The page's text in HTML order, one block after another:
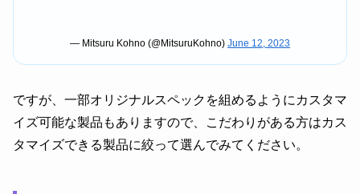
— Mitsuru Kohno (@MitsuruKohno) June 12, 2023
ですが、一部オリジナルスペックを組めるようにカスタマ
イズ可能な製品もありますので、こだわりがある方はカス
タマイズできる製品に絞って選んでみてください。